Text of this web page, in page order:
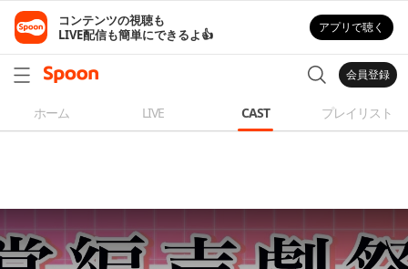
コンテンツの視聴も
LIVE配信も簡単にできるよ👍
アプリで聴く
会員登録
ホーム LIVE CAST プレイリスト